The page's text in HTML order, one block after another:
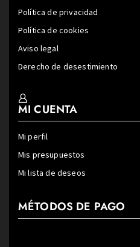
Política de privacidad
Política de cookies
Aviso legal
Derecho de desestimiento
MI CUENTA
Mi perfil
Mis presupuestos
Mi lista de deseos
MÉTODOS DE PAGO